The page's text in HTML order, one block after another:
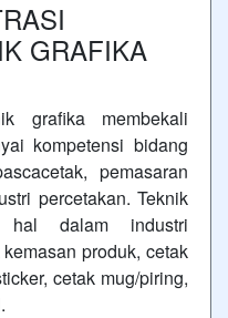
GRAFIKA
grafika membekali
kompetensi bidang
pemasaran
percetakan. Teknik
hal dalam industri
produk, cetak
cetak mug/piring,